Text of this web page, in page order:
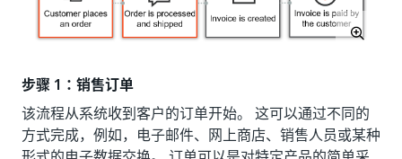
步骤 1：销售订单
该流程从系统收到客户的订单开始。 这可以通过不同的
方式完成，例如，电子邮件、网上商店、销售人员或某种